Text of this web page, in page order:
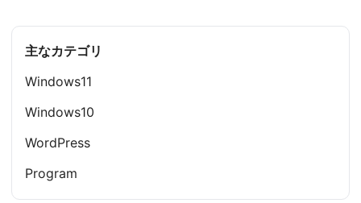
主なカテゴリ
Windows11
Windows10
WordPress
Program